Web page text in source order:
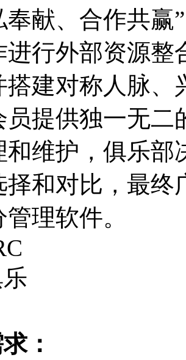
奉献、合作共赢
进行外部资源
搭建对称人脉、
员提供独一无二
和维护，俱乐
择和对比，最终
理软件。
：